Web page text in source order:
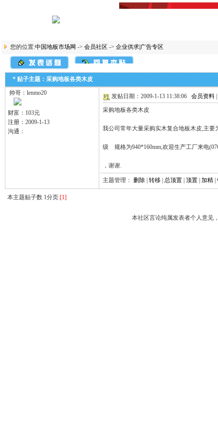
您的位置:中国地板市场网 -> 会员社区 -> 企业供求|广告专区
* 贴子主题：采购地板各类木皮
帅哥：lenmo20
财富：103元
注册：2009-1-13
沟通：
发贴日期：2009-1-13 11:38:06 会员资料
采购地板各类木皮
我公司常年大量采购实木复合地板木皮,主
级 规格为940*160mm,欢迎生产工厂来电
，谢谢.
主题管理： 删除 转移 总顶置 顶置 加精
本主题贴子数 1分页:[1]
本社区言论纯属发表者个人意见